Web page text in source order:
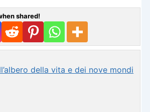
shared!
della vita e dei nove mondi